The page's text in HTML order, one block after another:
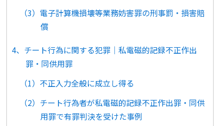
（3）電子計算機損壊等業務妨害罪の刑事罰・損害賠
償
4、チート行為に関する犯罪｜私電磁的記録不正作出
罪・同供用罪
（1）不正入力全般に成立し得る
（2）チート行為者が私電磁的記録不正作出罪・同供
用罪で有罪判決を受けた事例